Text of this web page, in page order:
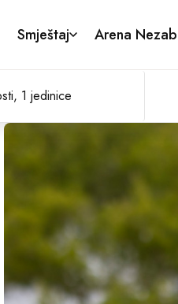
Smještaj Arena